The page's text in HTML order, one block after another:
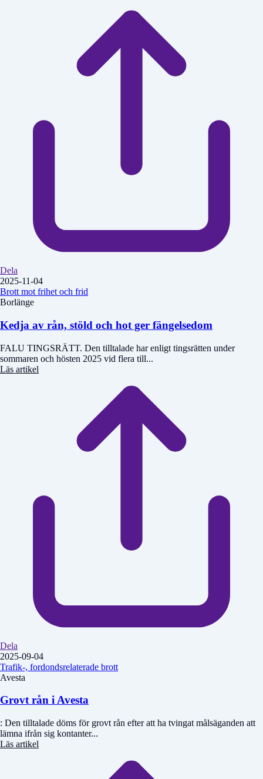
Dela
2025-11-04
Brott mot frihet och frid
Borlänge
Kedja av rån, stöld och hot ger fängelsedom
FALU TINGSRÄTT. Den tilltalade har enligt tingsrätten under
sommaren och hösten 2025 vid flera till...
Läs artikel
Dela
2025-09-04
Trafik-, fordondsrelaterade brott
Avesta
Grovt rån i Avesta
: Den tilltalade döms för grovt rån efter att ha tvingat målsäganden att
lämna ifrån sig kontanter...
Läs artikel